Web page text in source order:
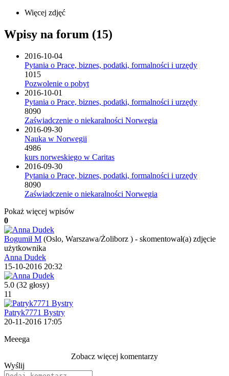
Więcej zdjęć
Wpisy na forum (15)
2016-10-04
Pytania o Prace, biznes, podatki, formalności i urzędy
1015
Pozwolenie o pobyt
2016-10-01
Pytania o Prace, biznes, podatki, formalności i urzędy
8090
Zaświadczenie o niekaralności Norwegia
2016-09-30
Nauka w Norwegii
4986
kurs norweskiego w Caritas
2016-09-30
Pytania o Prace, biznes, podatki, formalności i urzędy
8090
Zaświadczenie o niekaralności Norwegia
Pokaż więcej wpisów
0
Bogumił M (Oslo, Warszawa/Żoliborz ) - skomentował(a) zdjęcie
użytkownika
Anna Dudek
15-10-2016 20:32
5.0 (32 głosy)
11
Patryk7771 Bystry
20-11-2016 17:05
Meeega
Zobacz więcej komentarzy
Wyślij